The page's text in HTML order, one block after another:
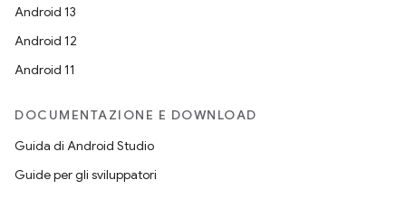
Android 13
Android 12
Android 11
DOCUMENTAZIONE E DOWNLOAD
Guida di Android Studio
Guide per gli sviluppatori